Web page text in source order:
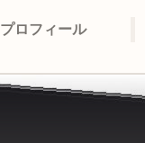
プロフィール